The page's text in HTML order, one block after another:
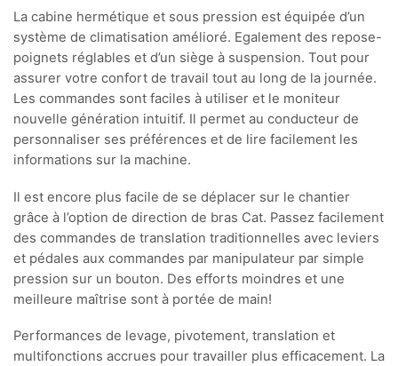
La cabine hermétique et sous pression est équipée d’un
système de climatisation amélioré. Egalement des repose-
poignets réglables et d’un siège à suspension. Tout pour
assurer votre confort de travail tout au long de la journée.
Les commandes sont faciles à utiliser et le moniteur
nouvelle génération intuitif. Il permet au conducteur de
personnaliser ses préférences et de lire facilement les
informations sur la machine.
Il est encore plus facile de se déplacer sur le chantier
grâce à l’option de direction de bras Cat. Passez facilement
des commandes de translation traditionnelles avec leviers
et pédales aux commandes par manipulateur par simple
pression sur un bouton. Des efforts moindres et une
meilleure maîtrise sont à portée de main!
Performances de levage, pivotement, translation et
multifonctions accrues pour travailler plus efficacement. La